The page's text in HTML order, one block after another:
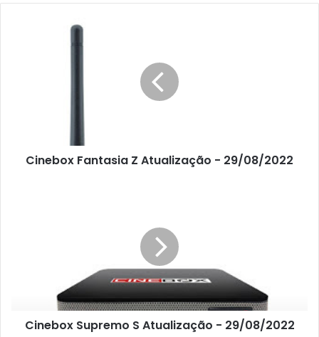
Cinebox Fantasia Z Atualização - 29/08/2022
Cinebox Supremo S Atualização - 29/08/2022